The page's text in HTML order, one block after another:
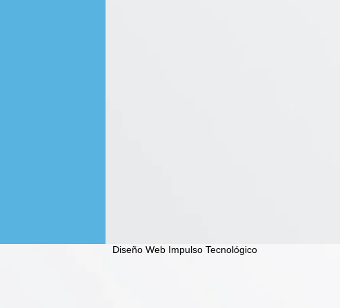
Diseño Web Impulso Tecnológico